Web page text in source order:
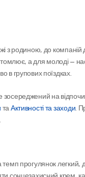
з родиною, до компаній
а для молоді —
в групових поїздках.
зосереджений на
та Активності та заходи .
прогулянок легкий,
сонцезахисний крем,